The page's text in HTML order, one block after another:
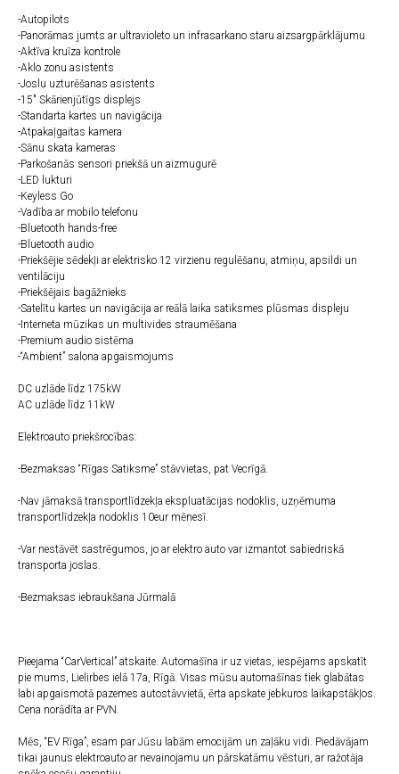
-Autopilots
-Panorāmas jumts ar ultravioleto un infrasarkano staru aizsargpārklājumu
-Aktīva kruīza kontrole
-Aklo zonu asistents
-Joslu uzturēšanas asistents
-15" Skārienjūtīgs displejs
-Standarta kartes un navigācija
-Atpakaļgaitas kamera
-Sānu skata kameras
-Parkošanās sensori priekšā un aizmugurē
-LED lukturi
-Keyless Go
-Vadība ar mobilo telefonu
-Bluetooth hands-free
-Bluetooth audio
-Priekšējie sēdekļi ar elektrisko 12 virzienu regulēšanu, atmiņu, apsildi un
ventilāciju
-Priekšējais bagāžnieks
-Satelītu kartes un navigācija ar reālā laika satiksmes plūsmas displeju
-Interneta mūzikas un multivides straumēšana
-Premium audio sistēma
-“Ambient” salona apgaismojums
DC uzlāde līdz 175kW
AC uzlāde līdz 11kW
Elektroauto priekšrocības:
-Bezmaksas “Rīgas Satiksme” stāvvietas, pat Vecrīgā.
-Nav jāmaksā transportlīdzekļa ekspluatācijas nodoklis, uzņēmuma
transportlīdzekļa nodoklis 10eur mēnesī.
-Var nestāvēt sastrēgumos, jo ar elektro auto var izmantot sabiedriskā
transporta joslas.
-Bezmaksas iebraukšana Jūrmalā
Pieejama “CarVertical” atskaite. Automašīna ir uz vietas, iespējams apskatīt
pie mums, Lielirbes ielā 17a, Rīgā. Visas mūsu automašīnas tiek glabātas
labi apgaismotā pazemes autostāvvietā, ērta apskate jebkuros laikapstākļos.
Cena norādīta ar PVN.
Mēs, “EV Rīga”, esam par Jūsu labām emocijām un zaļāku vidi. Piedāvājam
tikai jaunus elektroauto ar nevainojamu un pārskatāmu vēsturi, ar ražotāja